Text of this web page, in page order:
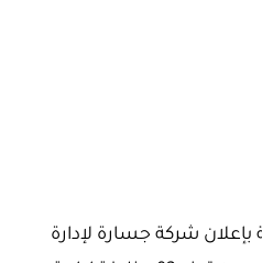
شركة جسارة لإدارة